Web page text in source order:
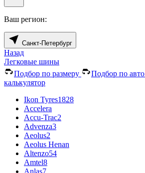
Ваш регион:
Санкт-Петербург
Назад
Легковые шины
Подбор по размеру
Подбор по авто
калькулятор
Ikon Tyres1828
Accelera
Accu-Trac2
Advenza3
Aeolus2
Aeolus Henan
Altenzo54
Amtel8